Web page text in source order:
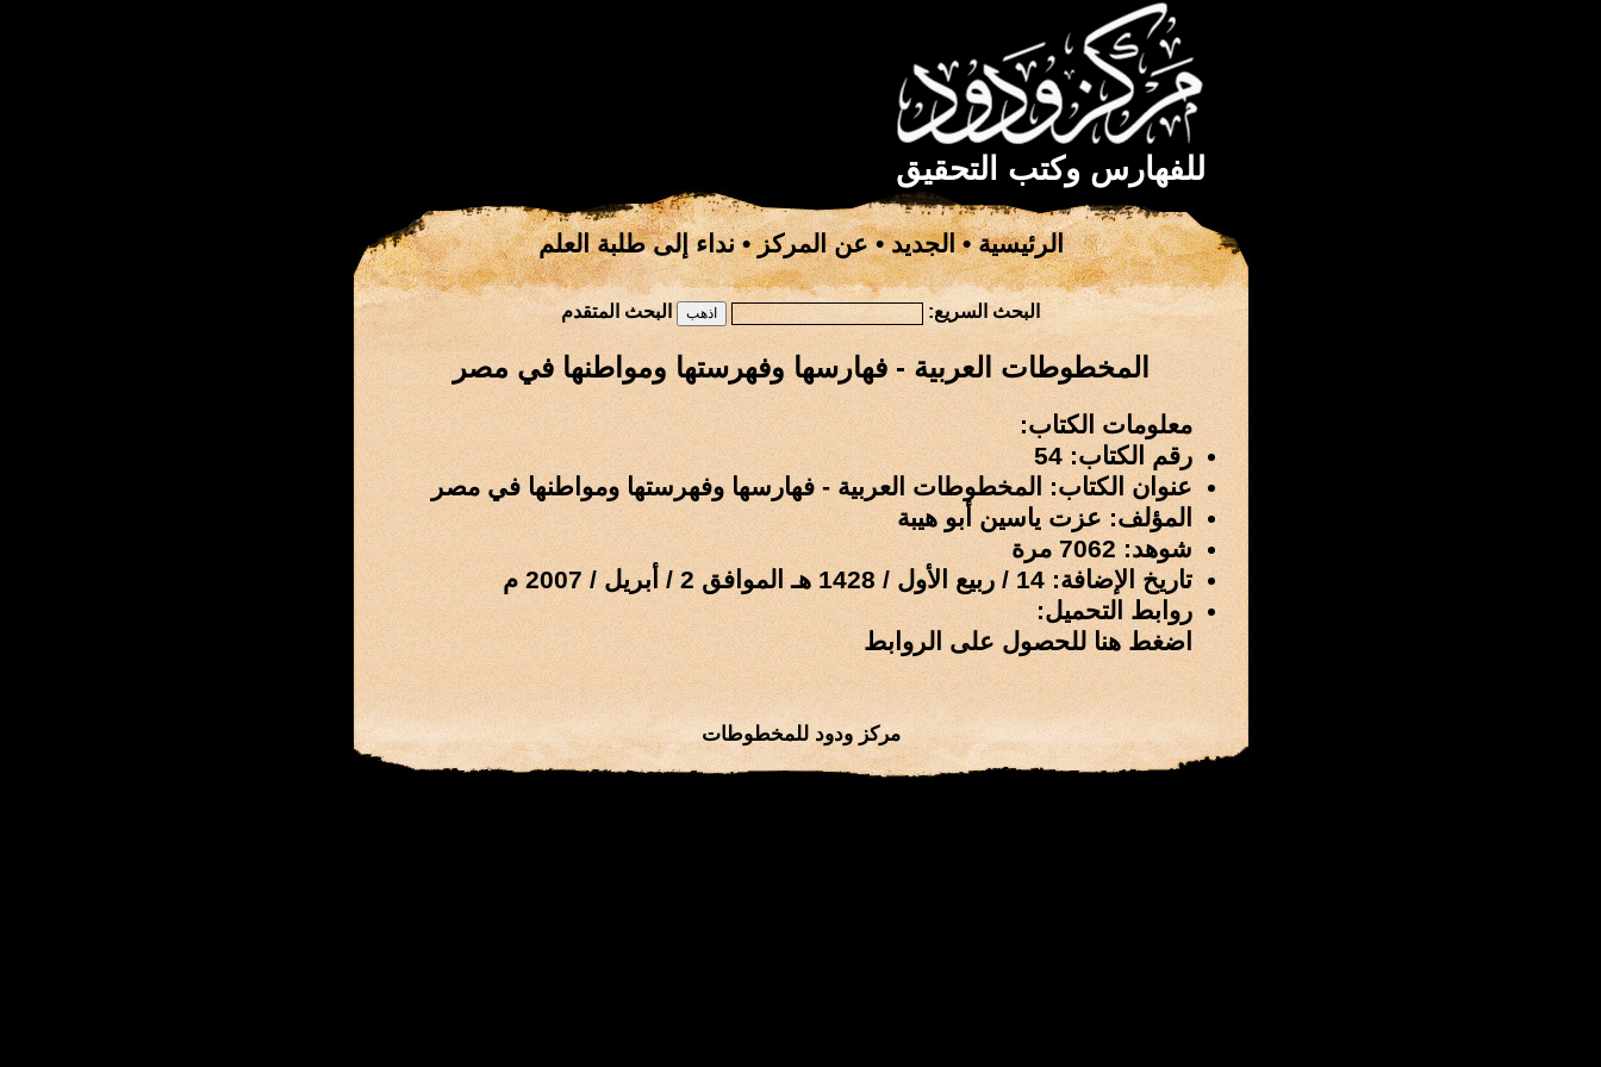
للفهارس وكتب التحقيق
الرئيسية•الجديد•عن المركز•نداء إلى طلبة العلم
البحث السريع: البحث المتقدم
المخطوطات العربية - فهارسها وفهرستها ومواطنها في مصر
معلومات الكتاب:
رقم الكتاب: 54
عنوان الكتاب: المخطوطات العربية - فهارسها وفهرستها ومواطنها في مصر
المؤلف: عزت ياسين أبو هيبة
شوهد: 7062 مرة
تاريخ الإضافة: 14 / ربيع الأول / 1428 هـ الموافق 2 / أبريل / 2007 م
روابط التحميل:
اضغط هنا للحصول على الروابط
مركز ودود للمخطوطات